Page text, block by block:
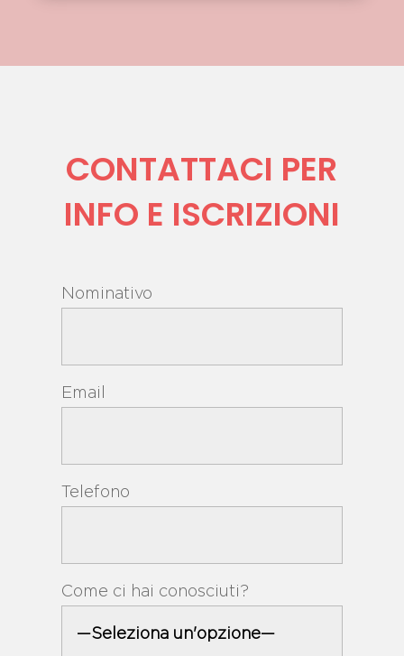
CONTATTACI PER
INFO E ISCRIZIONI
Nominativo
Email
Telefono
Come ci hai conosciuti?